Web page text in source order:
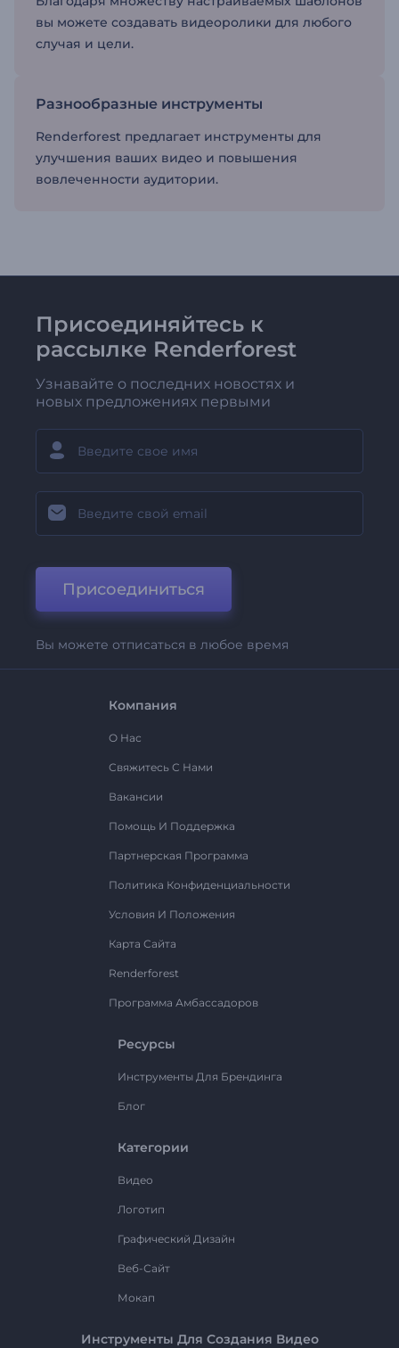
вы можете создавать видеоролики для любого
случая и цели.
Разнообразные инструменты
Renderforest предлагает инструменты для
улучшения ваших видео и повышения
вовлеченности аудитории.
Присоединяйтесь к
рассылке Renderforest
Узнавайте о последних новостях и
новых предложениях первыми
Присоединиться
Вы можете отписаться в любое время
Компания
О Нас
Свяжитесь С Нами
Вакансии
Помощь И Поддержка
Партнерская Программа
Политика Конфиденциальности
Условия И Положения
Карта Сайта
Renderforest
Программа Амбассадоров
Ресурсы
Инструменты Для Брендинга
Блог
Категории
Видео
Логотип
Графический Дизайн
Веб-Сайт
Мокап
Инструменты Для Создания Видео